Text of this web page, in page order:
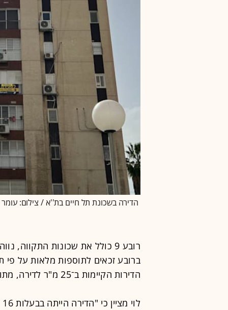
הדירה בשכונת תל חיים בת''א / צילום: עומר
רובע 9 כולל את שכונות
הדירות הקיימות ב־25 מ"ר לדירה, מתוכם 12 מ"ר לממ"ד.